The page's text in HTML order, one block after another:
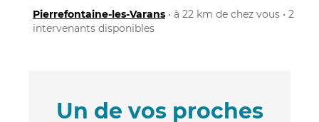
Pierrefontaine-les-Varans • à 22 km de chez vous • 2
intervenants disponibles
Un de vos proches